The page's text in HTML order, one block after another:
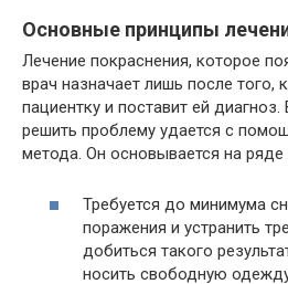
Основные принципы
Лечение покраснения, которое
врач назначает лишь после того,
пациентку и поставит ей
решить проблему удается с
метода. Он основывается на ряде
Требуется до минимума
поражения и устранить
добиться такого
носить свободную